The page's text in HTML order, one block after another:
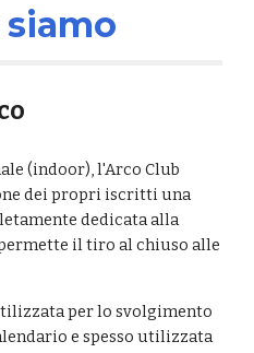
siamo
(indoor), l'Arco Club
dei propri iscritti una
dedicata alla
il tiro al chiuso alle
per lo svolgimento
e spesso utilizzata